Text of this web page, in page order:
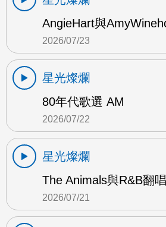
AngieHart與
2026/07/23
星光燦爛
80年代歌選 AM
2026/07/22
星光燦爛
The Animals與R&B翻
2026/07/21